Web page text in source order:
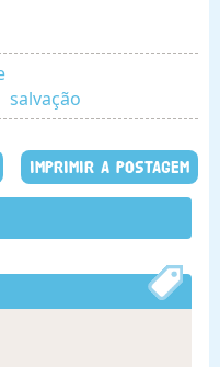
salvação
IMPRIMIR A POSTAGEM